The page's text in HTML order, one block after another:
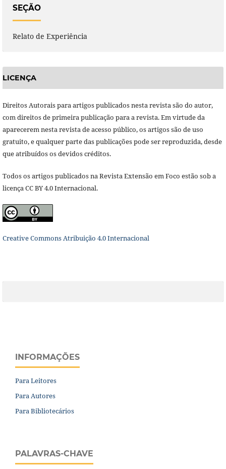
SEÇÃO
Relato de Experiência
LICENÇA
Direitos Autorais para artigos publicados nesta revista são do autor,
com direitos de primeira publicação para a revista. Em virtude da
aparecerem nesta revista de acesso público, os artigos são de uso
gratuito, e qualquer parte das publicações pode ser reproduzida, desde
que atribuídos os devidos créditos.
Todos os artigos publicados na Revista Extensão em Foco estão sob a
licença CC BY 4.0 Internacional.
Creative Commons Atribuição 4.0 Internacional
INFORMAÇÕES
Para Leitores
Para Autores
Para Bibliotecários
PALAVRAS-CHAVE